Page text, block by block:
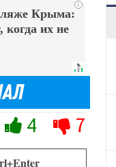
i
Крыма:
их не
4 7